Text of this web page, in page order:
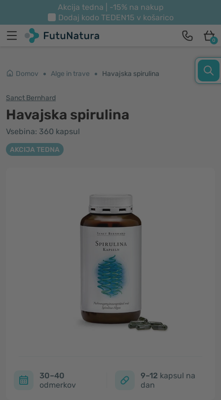
Akcija tedna | -15% na nakup
Dodaj kodo TEDEN15 v košarico
0
Domov Alge in trave Havajska spirulina
Sanct Bernhard
Havajska spirulina
Vsebina: 360 kapsul
AKCIJA TEDNA
30–40
odmerkov
9–12 kapsul na
dan